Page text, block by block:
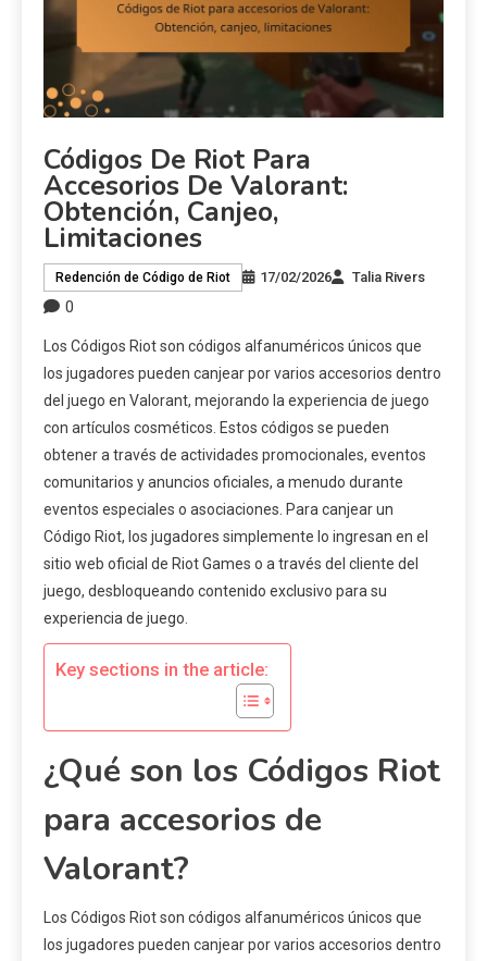
Códigos De Riot Para
Accesorios De Valorant:
Obtención, Canjeo,
Limitaciones
Redención de Código de Riot 17/02/2026 Talia Rivers
0
Los Códigos Riot son códigos alfanuméricos únicos que
los jugadores pueden canjear por varios accesorios dentro
del juego en Valorant, mejorando la experiencia de juego
con artículos cosméticos. Estos códigos se pueden
obtener a través de actividades promocionales, eventos
comunitarios y anuncios oficiales, a menudo durante
eventos especiales o asociaciones. Para canjear un
Código Riot, los jugadores simplemente lo ingresan en el
sitio web oficial de Riot Games o a través del cliente del
juego, desbloqueando contenido exclusivo para su
experiencia de juego.
Key sections in the article:
¿Qué son los Códigos Riot
para accesorios de
Valorant?
Los Códigos Riot son códigos alfanuméricos únicos que
los jugadores pueden canjear por varios accesorios dentro